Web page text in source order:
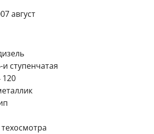
август
ступенчатая
120